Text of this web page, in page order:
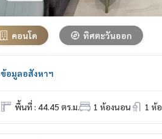
คอนโด ทิศตะวันออก
ข้อมูลอสังหาฯ
พื้นที่ : 44.45 ตร.ม. 1 ห้องนอน 1 ห้